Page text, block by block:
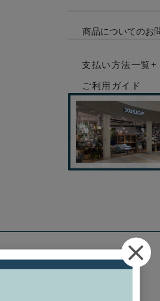
商品についてのお
支払い方法一覧+
ご利用ガイド